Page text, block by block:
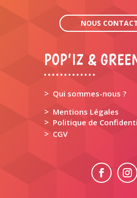
NOUS
POP’IZ &
> Qui sommes-nous ?
> Mentions Légales
> Politique de
> CGV